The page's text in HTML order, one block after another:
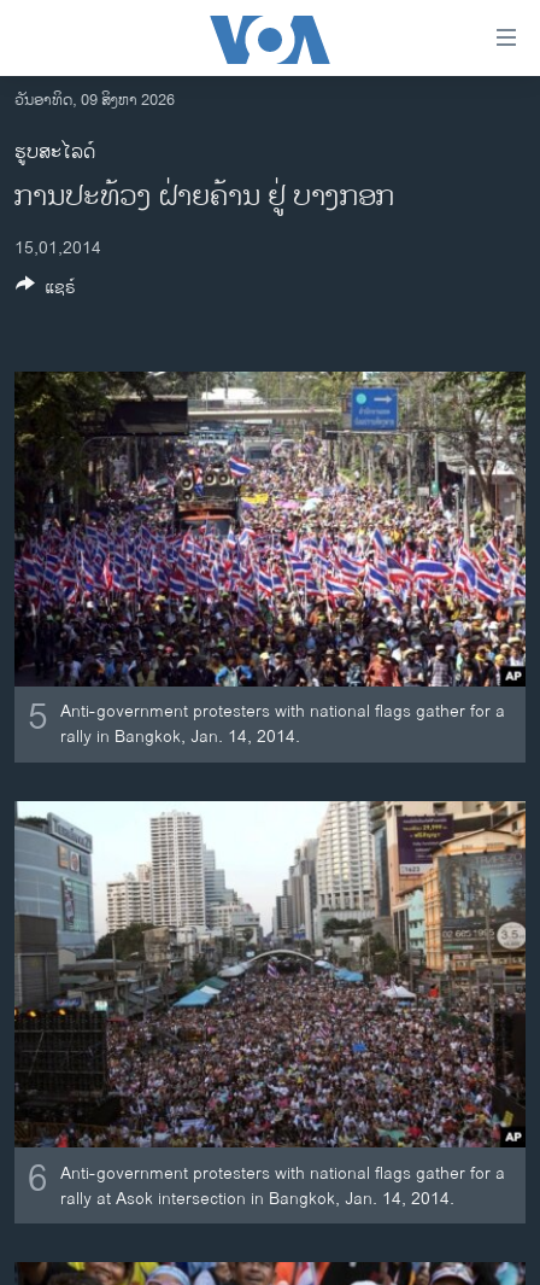
ເຂົ້າ
ຫາ
ຂ້າມ
ຂ້າມ
ໄປ
ຫາ
ລາວ
ອາເມຣິກາ
ການເລືອກຕັ້ງ ປະທານາທີບໍດີ ສະຫະລັດ 2024
ຂ່າວ​ຈີນ
ເອເຊຍ
ອິດສະຫຼະພາບດ້ານການຂ່າວ
ຊີວິດຊາວລາວ
ຊຸມຊົນຊາວລາວ
ວິທະຍາສາດ-ເທັກໂນໂລຈີ
ທຸລະກິດ
ພາສາອັງກິດ
ວີດີໂອ
ສຽງ
ລາຍງານ
ຕິດຕາມພວກເຮົາ ທີ່
ພາສາຕ່າງໆ
ວັນອາທິດ, 09 ສິງຫາ 2026
ຮູບສະໄລດ໌
ການປະທ້ວງ ຝ່າຍຄ້ານ ຢູ່ ບາງກອກ
15,01,2014
5 Anti-government protesters with national flags gather for a
rally in Bangkok, Jan. 14, 2014.
6 Anti-government protesters with national flags gather for a
rally at Asok intersection in Bangkok, Jan. 14, 2014.
ແຊຣ໌